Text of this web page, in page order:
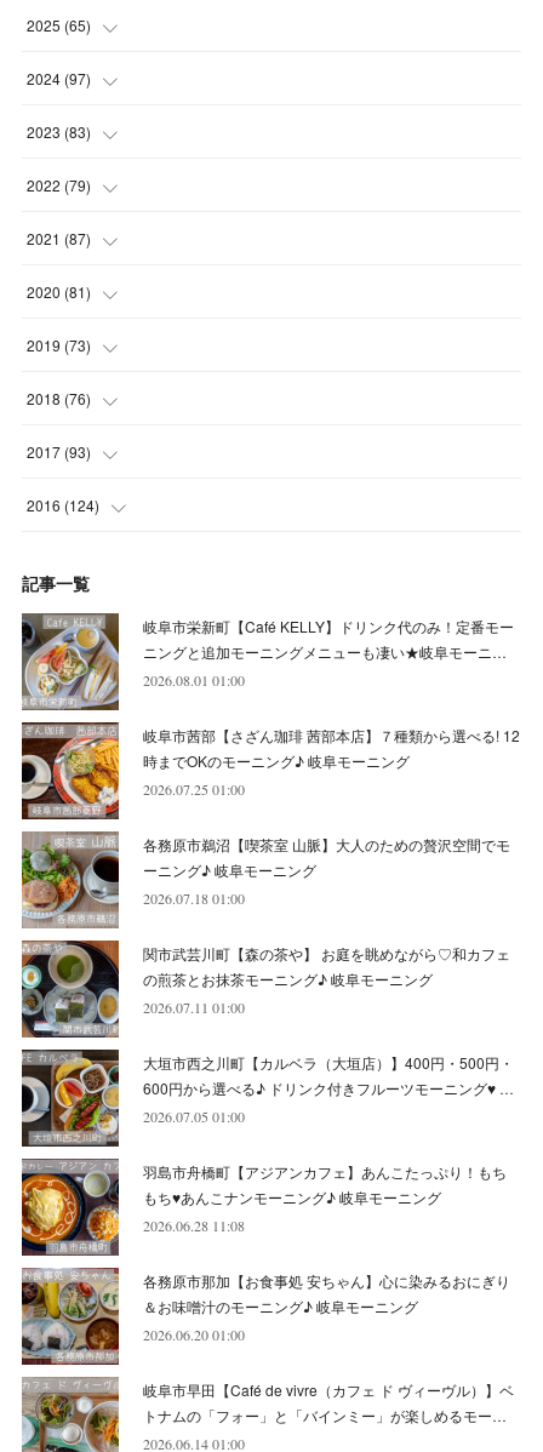
(4
(4
(5
(4
2025 (65)
(5
(6
(6
(6
(5
(7)
2024 (97)
(5
(7
(7
(8
(10
( 6)
(10)
2023 (83)
(6
(7
(7
(9
(6
(5)
(6)
(8)
2022 (79)
(4
(8
(10
(7
(7
(9)
(4)
(6)
2021 (87)
(12 )
(9
(11
(1
(7
(11)
(7)
(9)
(2)
2020 (81)
(10 )
(11 )
(8
(7)
(7
(7)
(5)
(1)
(8)
(4)
(7)
2019 (73)
(4
(6
(4)
(4)
(5)
(4)
(4)
(10)
(10)
(6)
2018 (76)
(9
(3)
(7)
(8)
(7)
(6)
(5)
(6)
(8)
(8)
2017 (93)
(7)
(5)
(8)
(8)
(8)
(9)
(9)
(9)
(7)
(11)
2016 (124)
(10)
(10)
(12)
(16)
(9)
(13)
(8)
(6)
(12)
(6)
記事一覧
岐阜市栄新町【Café KELLY】ドリンク代のみ！定番モー
ニングと追加モーニングメニューも凄い★岐阜モーニ…
2026.08.01 01:00
岐阜市茜部【さざん珈琲 茜部本店】７種類から選べる! 12
時までOKのモーニング♪ 岐阜モーニング
2026.07.25 01:00
各務原市鵜沼【喫茶室 山脈】大人のための贅沢空間でモ
ーニング♪ 岐阜モーニング
2026.07.18 01:00
関市武芸川町【森の茶や】 お庭を眺めながら♡和カフェ
の煎茶とお抹茶モーニング♪ 岐阜モーニング
2026.07.11 01:00
大垣市西之川町【カルベラ（大垣店）】400円・500円・
600円から選べる♪ ドリンク付きフルーツモーニング♥ …
2026.07.05 01:00
羽島市舟橋町【アジアンカフェ】あんこたっぷり！もち
もち♥あんこナンモーニング♪ 岐阜モーニング
2026.06.28 11:08
各務原市那加【お食事処 安ちゃん】心に染みるおにぎり
＆お味噌汁のモーニング♪ 岐阜モーニング
2026.06.20 01:00
岐阜市早田【Café de vivre（カフェ ド ヴィーヴル）】ベ
トナムの「フォー」と「バインミー」が楽しめるモー…
2026.06.14 01:00